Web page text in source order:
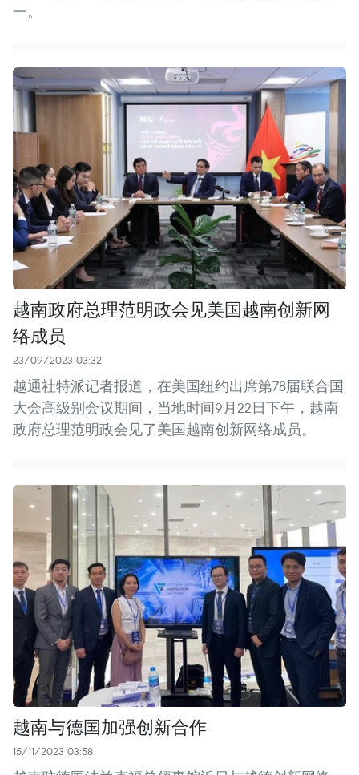
一。
越南政府总理范明政会见美国越南创新网
络成员
23/09/2023 03:32
越通社特派记者报道，在美国纽约出席第78届联合国
大会高级别会议期间，当地时间9月22日下午，越南
政府总理范明政会见了美国越南创新网络成员。
越南与德国加强创新合作
15/11/2023 03:58